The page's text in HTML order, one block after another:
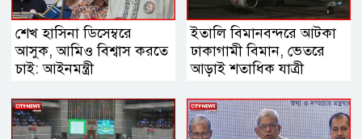
শেখ হাসিনা ডিসেম্বরে
আসুক, আমিও বিশ্বাস করতে
চাই: আইনমন্ত্রী
ইতালি বিমানবন্দরে আটকা
ঢাকাগামী বিমান, ভেতরে
আড়াই শতাধিক যাত্রী